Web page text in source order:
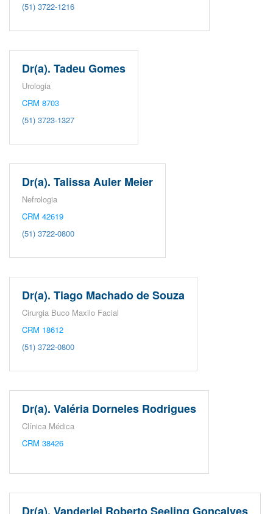
(51) 3722-1216
Dr(a). Tadeu Gomes
Urologia
CRM 8703
(51) 3723-1327
Dr(a). Talissa Auler Meier
Nefrologia
CRM 42619
(51) 3722-0800
Dr(a). Tiago Machado de Souza
Cirurgia Buco Maxilo Facial
CRM 18612
(51) 3722-0800
Dr(a). Valéria Dorneles Rodrigues
Clínica Médica
CRM 38426